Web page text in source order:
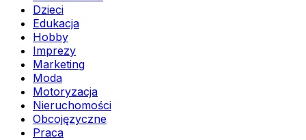
Dzieci
Edukacja
Hobby
Imprezy
Marketing
Moda
Motoryzacja
Nieruchomości
Obcojęzyczne
Praca